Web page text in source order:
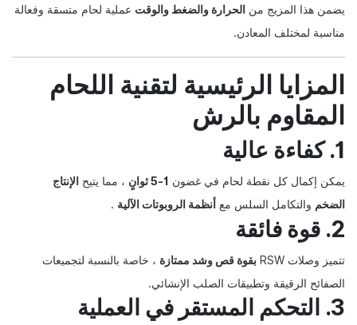
يضمن هذا المزيج من الحرارة والضغط والوقت عملية لحام متسقة وفعالة
مناسبة لمختلف المعادن.
المزايا الرئيسية لتقنية اللحام
المقاوم بالرش
1. كفاءة عالية
يمكن إكمال كل نقطة لحام في غضون 1-5 ثوانٍ ، مما يتيح الإنتاج
الضخم والتكامل السلس مع أنظمة الروبوتات الآلية .
2. قوة فائقة
تتميز وصلات RSW بقوة قص وشد ممتازة ، خاصة بالنسبة لتجميعات
الصفائح الرقيقة وتطبيقات الصلب الإنشائي.
3. التحكم المستقر في العملية